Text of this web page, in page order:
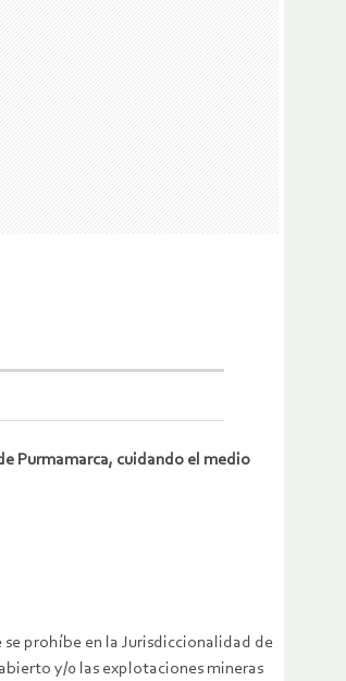
Purmamarca, cuidando el medio
prohíbe en la Jurisdiccionalidad de
y/0 las explotaciones mineras